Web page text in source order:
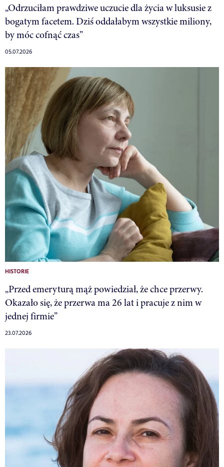
„Odrzuciłam prawdziwe uczucie dla życia w luksusie z
bogatym facetem. Dziś oddałabym wszystkie miliony,
by móc cofnąć czas”
05.07.2026
HISTORIE
„Przed emeryturą mąż powiedział, że chce przerwy.
Okazało się, że przerwa ma 26 lat i pracuje z nim w
jednej firmie”
23.07.2026